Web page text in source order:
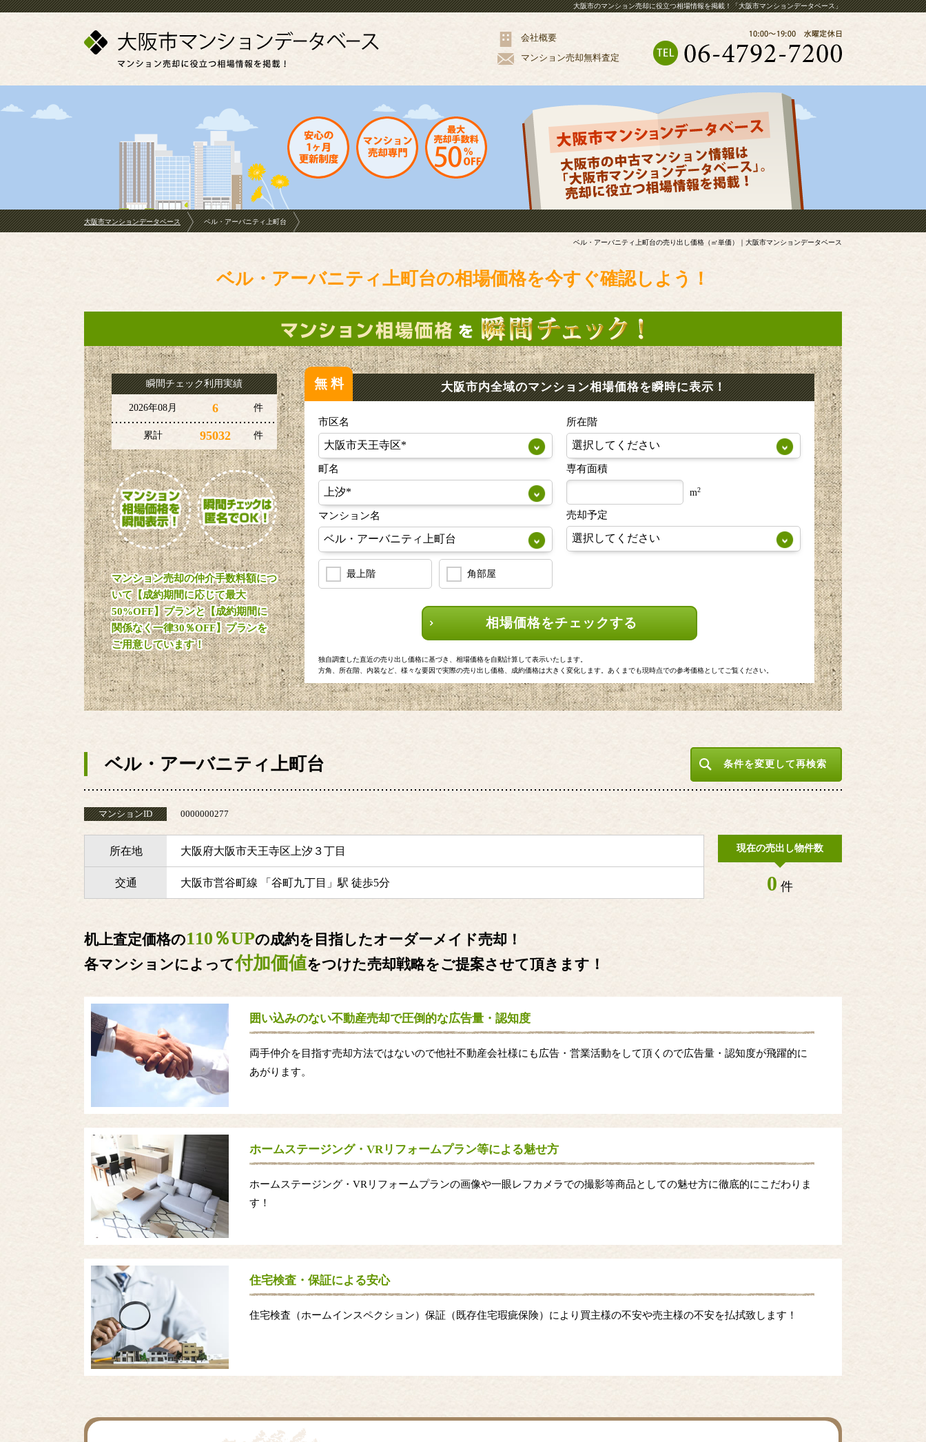
大阪市のマンション売却に役立つ相場情報を掲載！「大阪市マンションデータベース」
会社概要
マンション売却無料査定
大阪市マンションデータベース ベル・アーバニティ上町台
ベル・アーバニティ上町台の売り出し価格（㎡単価）｜大阪市マンションデータベース
ベル・アーバニティ上町台の相場価格を今すぐ確認しよう！
瞬間チェック利用実績
2026年08月 6 件
累計 95032 件
マンション売却の仲介手数料額につ
いて【成約期間に応じて最大
50%OFF】プランと【成約期間に
関係なく一律30％OFF】プランを
ご用意しています！
無料 大阪市内全域のマンション相場価格を瞬時に表示！
市区名
町名
マンション名
最上階 角部屋
所在階
専有面積
m2
売却予定
相場価格をチェックする
独自調査した直近の売り出し価格に基づき、相場価格を自動計算して表示いたします。
方角、所在階、内装など、様々な要因で実際の売り出し価格、成約価格は大きく変化します。あくまでも現時点での参考価格としてご覧ください。
ベル・アーバニティ上町台 条件を変更して再検索
マンションID 0000000277
所在地 大阪府大阪市天王寺区上汐３丁目
交通 大阪市営谷町線 「谷町九丁目」駅 徒歩5分
現在の売出し物件数
0 件
机上査定価格の110％UPの成約を目指したオーダーメイド売却！
各マンションによって付加価値をつけた売却戦略をご提案させて頂きます！
囲い込みのない不動産売却で圧倒的な広告量・認知度
両手仲介を目指す売却方法ではないので他社不動産会社様にも広告・営業活動をして頂くので広告量・認知度が飛躍的に
あがります。
ホームステージング・VRリフォームプラン等による魅せ方
ホームステージング・VRリフォームプランの画像や一眼レフカメラでの撮影等商品としての魅せ方に徹底的にこだわりま
す！
住宅検査・保証による安心
住宅検査（ホームインスペクション）保証（既存住宅瑕疵保険）により買主様の不安や売主様の不安を払拭致します！